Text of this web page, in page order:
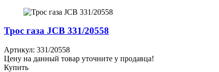
Трос газа JCB 331/20558
Артикул: 331/20558
Цену на данный товар уточните у продавца!
Купить